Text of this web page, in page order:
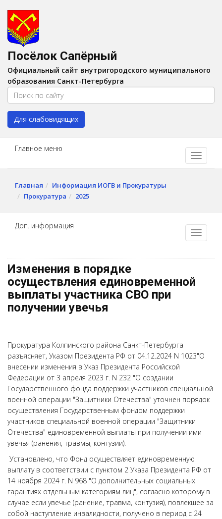
Изображения:
Цвет:A A
Посёлок Сапёрный
Официальный сайт внутригородского муниципального
образования Санкт-Петербурга
Для слабовидящих
Главное меню
Главная
Информация ИОГВ и Прокуратуры
Прокуратура
2025
Доп. информация
Изменения в порядке
осуществления единовременной
выплаты участника СВО при
получении увечья
Прокуратура Колпинского района Санкт-Петербурга
разъясняет, Указом Президента РФ от 04.12.2024 N 1023"О
внесении изменения в Указ Президента Российской
Федерации от 3 апреля 2023 г. N 232 "О создании
Государственного фонда поддержки участников специальной
военной операции "Защитники Отечества" уточнен порядок
осуществления Государственным фондом поддержки
участников специальной военной операции "Защитники
Отечества" единовременной выплаты при получении ими
увечья (ранения, травмы, контузии).
Установлено, что Фонд осуществляет единовременную
выплату в соответствии с пунктом 2 Указа Президента РФ от
14 ноября 2024 г. N 968 "О дополнительных социальных
гарантиях отдельным категориям лиц", согласно которому в
случае если увечье (ранение, травма, контузия), повлекшее за
собой наступление инвалидности, получено в период с 24